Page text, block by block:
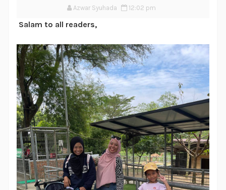
Azwar Syuhada 12:02 pm
Salam to all readers,